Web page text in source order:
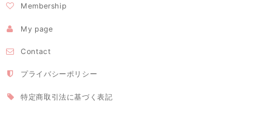
Membership
My page
Contact
プライバシーポリシー
特定商取引法に基づく表記